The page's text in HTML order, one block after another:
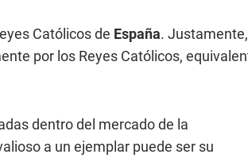
Católicos de España. Justamente,
por los Reyes Católicos,
dentro del mercado de la
a un ejemplar puede ser su